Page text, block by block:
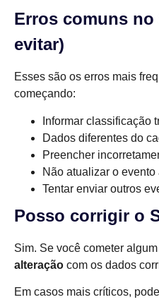
Erros comuns no
evitar)
Esses são os erros mais
começando:
Informar classificação
Dados diferentes do
Preencher
Não atualizar o
Tentar enviar outros
Posso corrigir o
Sim. Se você cometer
alteração com os dados
Em casos mais críticos,